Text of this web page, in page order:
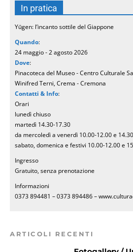
In pratica
Yūgen: l’incanto sottile del Giappone
Quando:
24 maggio - 2 agosto 2026
Dove:
Pinacoteca del Museo - Centro Culturale
Winifred Terni, Crema - Cremona
Contatti & Info:
Orari
lunedì chiuso
martedì 14.30-17.30
da mercoledì a venerdì 10.00-12.00 e
sabato, domenica e festivi 10.00-12.00 e
Ingresso
Gratuito, senza prenotazione
Informazioni
0373 894481 – 0373 894486 –
ARTICOLI RECENTI